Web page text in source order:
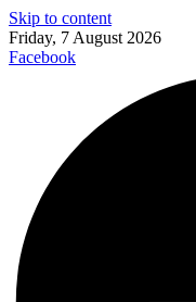
Skip to content
Friday, 7 August 2026
Facebook